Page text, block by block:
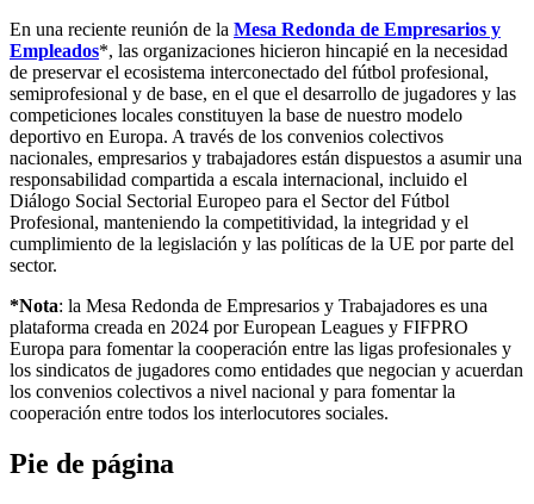
En una reciente reunión de la Mesa Redonda de Empresarios y
Empleados*, las organizaciones hicieron hincapié en la necesidad
de preservar el ecosistema interconectado del fútbol profesional,
semiprofesional y de base, en el que el desarrollo de jugadores y las
competiciones locales constituyen la base de nuestro modelo
deportivo en Europa. A través de los convenios colectivos
nacionales, empresarios y trabajadores están dispuestos a asumir una
responsabilidad compartida a escala internacional, incluido el
Diálogo Social Sectorial Europeo para el Sector del Fútbol
Profesional, manteniendo la competitividad, la integridad y el
cumplimiento de la legislación y las políticas de la UE por parte del
sector.
*Nota: la Mesa Redonda de Empresarios y Trabajadores es una
plataforma creada en 2024 por European Leagues y FIFPRO
Europa para fomentar la cooperación entre las ligas profesionales y
los sindicatos de jugadores como entidades que negocian y acuerdan
los convenios colectivos a nivel nacional y para fomentar la
cooperación entre todos los interlocutores sociales.
Pie de página